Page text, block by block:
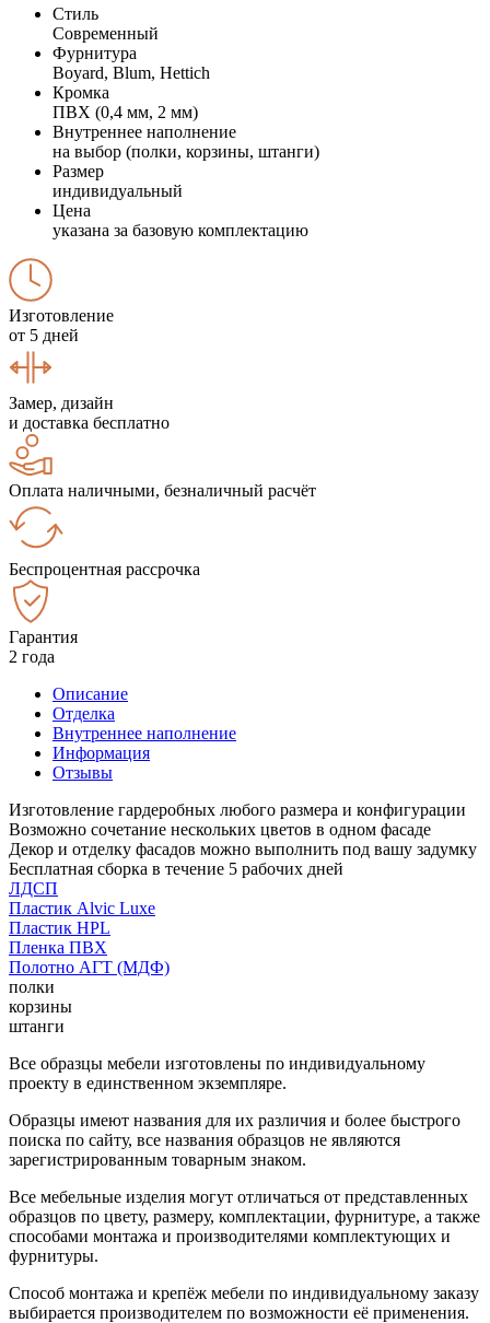
Стиль
Современный
Фурнитура
Boyard, Blum, Hettich
Кромка
ПВХ (0,4 мм, 2 мм)
Внутреннее наполнение
на выбор (полки, корзины, штанги)
Размер
индивидуальный
Цена
указана за базовую комплектацию
Изготовление
от 5 дней
Замер, дизайн
и доставка бесплатно
Оплата наличными, безналичный расчёт
Беспроцентная рассрочка
Гарантия
2 года
Описание
Отделка
Внутреннее наполнение
Информация
Отзывы
Изготовление гардеробных любого размера и конфигурации
Возможно сочетание нескольких цветов в одном фасаде
Декор и отделку фасадов можно выполнить под вашу задумку
Бесплатная сборка в течение 5 рабочих дней
ЛДСП
Пластик Alvic Luxe
Пластик HPL
Пленка ПВХ
Полотно АГТ (МДФ)
полки
корзины
штанги
Все образцы мебели изготовлены по индивидуальному
проекту в единственном экземпляре.
Образцы имеют названия для их различия и более быстрого
поиска по сайту, все названия образцов не являются
зарегистрированным товарным знаком.
Все мебельные изделия могут отличаться от представленных
образцов по цвету, размеру, комплектации, фурнитуре, а также
способами монтажа и производителями комплектующих и
фурнитуры.
Способ монтажа и крепёж мебели по индивидуальному заказу
выбирается производителем по возможности её применения.